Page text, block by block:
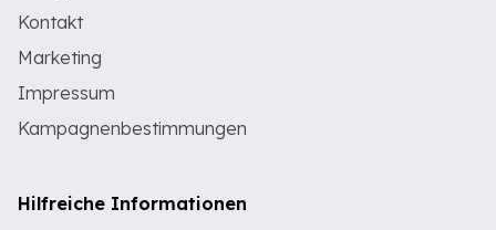
Kontakt
Marketing
Impressum
Kampagnenbestimmungen
Hilfreiche Informationen